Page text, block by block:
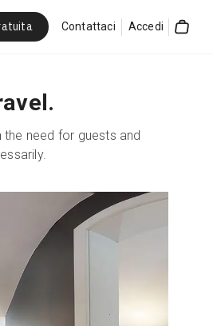
Contattaci Accedi
need for guests and